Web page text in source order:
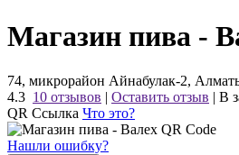
Магазин пива -
74, микрорайон Айнабулак-2,
4.3 10 отзывов | Оставить отзыв | В
QR Ссылка Что это?
Нашли ошибку?